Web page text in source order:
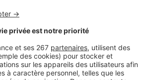
France
Notre classement des 8 stations
balnéaires de Corse-du-Sud, de la
moins chère à la plus chère